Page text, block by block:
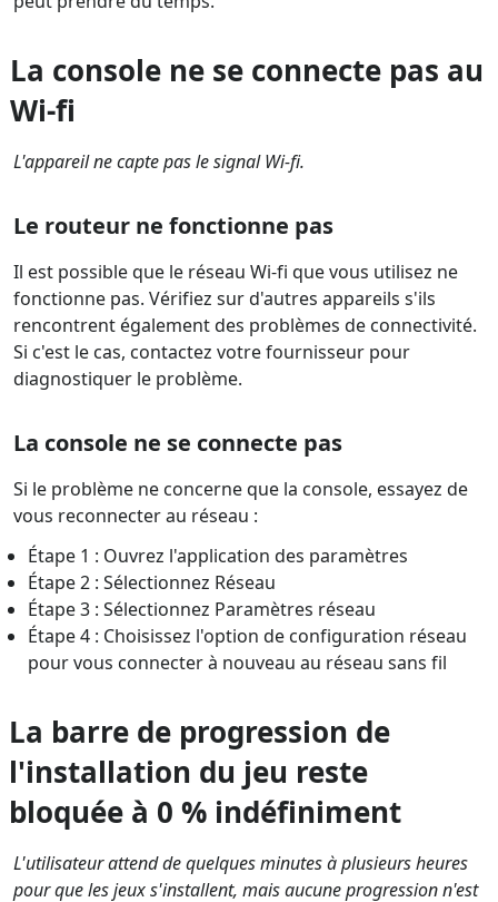
La console ne se connecte pas au
Wi-fi
L'appareil ne capte pas le signal Wi-fi.
Le routeur ne fonctionne pas
Il est possible que le réseau Wi-fi que vous utilisez ne
fonctionne pas. Vérifiez sur d'autres appareils s'ils
rencontrent également des problèmes de connectivité.
Si c'est le cas, contactez votre fournisseur pour
diagnostiquer le problème.
La console ne se connecte pas
Si le problème ne concerne que la console, essayez de
vous reconnecter au réseau :
Étape 1 : Ouvrez l'application des paramètres
Étape 2 : Sélectionnez Réseau
Étape 3 : Sélectionnez Paramètres réseau
Étape 4 : Choisissez l'option de configuration réseau
pour vous connecter à nouveau au réseau sans fil
La barre de progression de
l'installation du jeu reste
bloquée à 0 % indéfiniment
L'utilisateur attend de quelques minutes à plusieurs heures
pour que les jeux s'installent, mais aucune progression n'est